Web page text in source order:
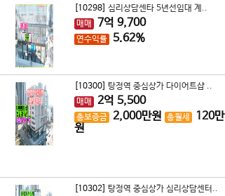
[10298] 심리상담센타 5년선임대 계..
매매
7억 9,700
연수익률 5.62%
[10300] 탕정역 중심상가 다이어트샵 ..
매매
2억 5,500
총보증금 2,000만원 총월세 120만
원
[10302] 탕정역 중심상가 심리상담센터..